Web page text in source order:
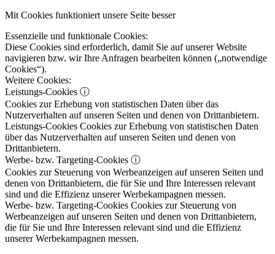
Mit Cookies funktioniert unsere Seite besser
Essenzielle und funktionale Cookies:
Diese Cookies sind erforderlich, damit Sie auf unserer Website
navigieren bzw. wir Ihre Anfragen bearbeiten können („notwendige
Cookies“).
Weitere Cookies:
Leistungs-Cookies ⓘ
Cookies zur Erhebung von statistischen Daten über das
Nutzerverhalten auf unseren Seiten und denen von Drittanbietern.
Leistungs-Cookies Cookies zur Erhebung von statistischen Daten
über das Nutzerverhalten auf unseren Seiten und denen von
Drittanbietern.
Werbe- bzw. Targeting-Cookies ⓘ
Cookies zur Steuerung von Werbeanzeigen auf unseren Seiten und
denen von Drittanbietern, die für Sie und Ihre Interessen relevant
sind und die Effizienz unserer Werbekampagnen messen.
Werbe- bzw. Targeting-Cookies Cookies zur Steuerung von
Werbeanzeigen auf unseren Seiten und denen von Drittanbietern,
die für Sie und Ihre Interessen relevant sind und die Effizienz
unserer Werbekampagnen messen.